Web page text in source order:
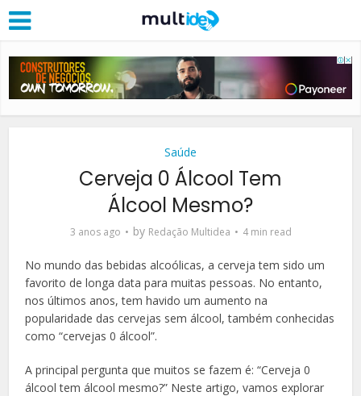
Saúde
Cerveja 0 Álcool Tem
Álcool Mesmo?
3 anos ago by Redação Multidea 4 min read
No mundo das bebidas alcoólicas, a cerveja tem sido um
favorito de longa data para muitas pessoas. No entanto,
nos últimos anos, tem havido um aumento na
popularidade das cervejas sem álcool, também conhecidas
como “cervejas 0 álcool”.
A principal pergunta que muitos se fazem é: “Cerveja 0
álcool tem álcool mesmo?” Neste artigo, vamos explorar